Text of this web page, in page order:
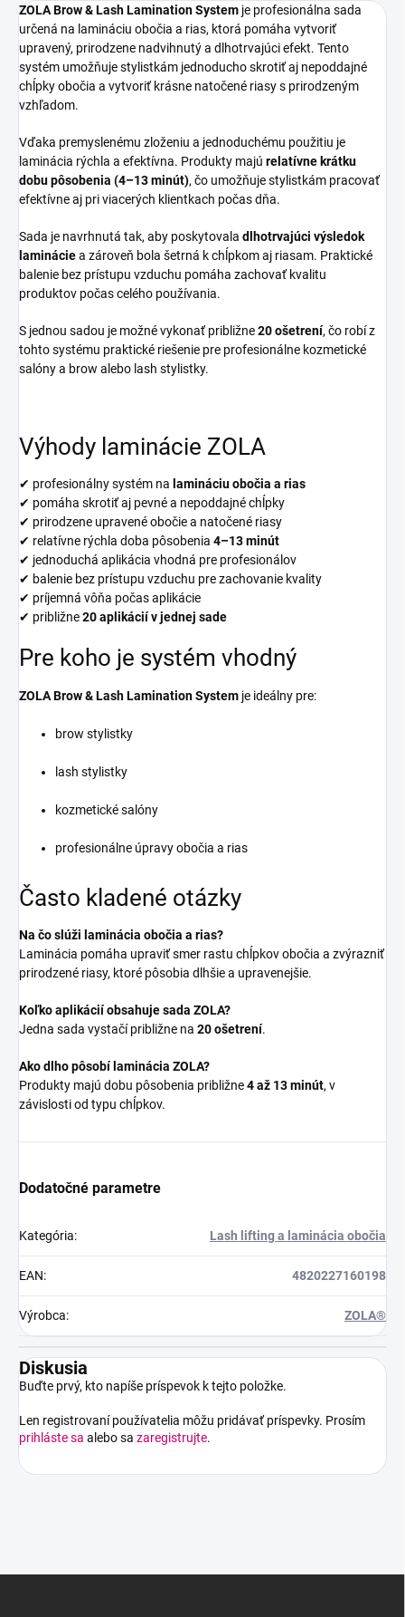
ZOLA Brow & Lash Lamination System je profesionálna sada
určená na lamináciu obočia a rias, ktorá pomáha vytvoriť
upravený, prirodzene nadvihnutý a dlhotrvajúci efekt. Tento
systém umožňuje stylistkám jednoducho skrotiť aj nepoddajné
chĺpky obočia a vytvoriť krásne natočené riasy s prirodzeným
vzhľadom.
Vďaka premyslenému zloženiu a jednoduchému použitiu je
laminácia rýchla a efektívna. Produkty majú relatívne krátku
dobu pôsobenia (4–13 minút), čo umožňuje stylistkám pracovať
efektívne aj pri viacerých klientkach počas dňa.
Sada je navrhnutá tak, aby poskytovala dlhotrvajúci výsledok
lamináciea zároveň bola šetrná k chĺpkom aj riasam. Praktické
balenie bez prístupu vzduchu pomáha zachovať kvalitu
produktov počas celého používania.
S jednou sadou je možné vykonať približne20 ošetrení, čo robí z
tohto systému praktické riešenie pre profesionálne kozmetické
salóny a brow alebo lash stylistky.
Výhody laminácie ZOLA
✔ profesionálny systém na lamináciu obočia a rias
✔ pomáha skrotiť aj pevné a nepoddajné chĺpky
✔ prirodzene upravené obočie a natočené riasy
✔ relatívne rýchla doba pôsobenia 4–13 minút
✔ jednoduchá aplikácia vhodná pre profesionálov
✔ balenie bez prístupu vzduchu pre zachovanie kvality
✔ príjemná vôňa počas aplikácie
✔ približne20 aplikácií v jednej sade
Pre koho je systém vhodný
ZOLA Brow & Lash Lamination System je ideálny pre:
brow stylistky
lash stylistky
kozmetické salóny
profesionálne úpravy obočia a rias
Často kladené otázky
Na čo slúži laminácia obočia a rias?
Laminácia pomáha upraviť smer rastu chĺpkov obočia a zvýrazniť
prirodzené riasy, ktoré pôsobia dlhšie a upravenejšie.
Koľko aplikácií obsahuje sada ZOLA?
Jedna sada vystačí približne na 20 ošetrení.
Ako dlho pôsobí laminácia ZOLA?
Produkty majú dobu pôsobenia približne4 až 13 minút, v
závislosti od typu chĺpkov.
Dodatočné parametre
Kategória: Lash lifting a laminácia obočia
EAN: 4820227160198
Výrobca: ZOLA®
Diskusia
Buďte prvý, kto napíše príspevok k tejto položke.
Len registrovaní používatelia môžu pridávať príspevky. Prosím
prihláste sa alebo sa zaregistrujte.